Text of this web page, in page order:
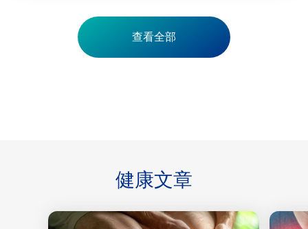
查看全部
健康文章